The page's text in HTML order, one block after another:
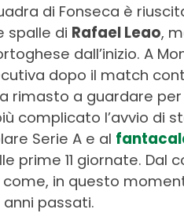
di Fonseca è
spalle di Rafael Leao,
dall’inizio. A
dopo il match
rimasto a guardare
complicato l’avvio di
Serie A e al
prime 11 giornate.
in questo
passati.